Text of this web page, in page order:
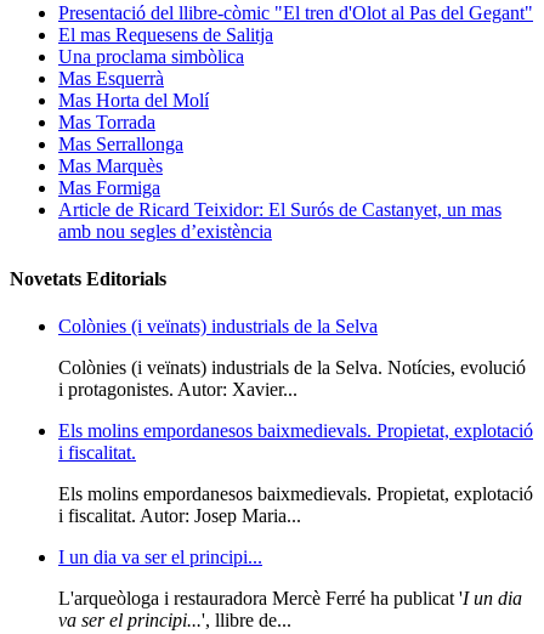
Presentació del llibre-còmic "El tren d'Olot al Pas del Gegant"
El mas Requesens de Salitja
Una proclama simbòlica
Mas Esquerrà
Mas Horta del Molí
Mas Torrada
Mas Serrallonga
Mas Marquès
Mas Formiga
Article de Ricard Teixidor: El Surós de Castanyet, un mas
amb nou segles d’existència
Novetats Editorials
Colònies (i veïnats) industrials de la Selva
Colònies (i veïnats) industrials de la Selva. Notícies, evolució
i protagonistes. Autor: Xavier...
Els molins empordanesos baixmedievals. Propietat, explotació
i fiscalitat.
Els molins empordanesos baixmedievals. Propietat, explotació
i fiscalitat. Autor: Josep Maria...
I un dia va ser el principi...
L'arqueòloga i restauradora Mercè Ferré ha publicat 'I un dia
va ser el principi...', llibre de...